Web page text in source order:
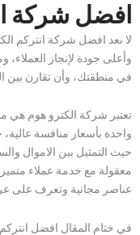
افضل شركة
لا نعد افضل شركة انتركم
وأعلى جودة لإنجاز
في منطقتك، وأن تقارن بين
تعتبر شركة الكترو هوم هي
واحدة بأسعار منافسة
حيث التمثيل بين الاموال
معقولة مع خدمة عملاء
عناصر مجانية وتعرف على
في ختام المقال افضل